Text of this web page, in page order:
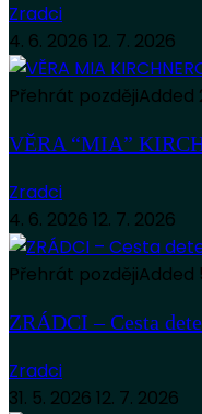
Zradci
4. 6. 2026 12. 7. 2026
Přehrát pozdějiAdded
VĚRA “MIA”
Zradci
4. 6. 2026 12. 7. 2026
Přehrát pozdějiAdded
ZRÁDCI – Cesta
Zradci
31. 5. 2026 12. 7. 2026